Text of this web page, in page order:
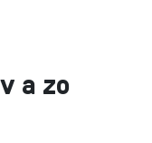
a zo